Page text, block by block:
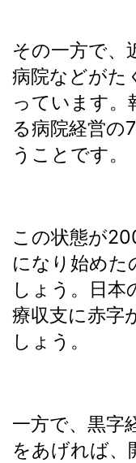
その一方で、
病院などがた
っています。
る病院経営の
うことです。
この状態が
になり始めた
しょう。日本
療収支に赤字
しょう。
一方で、黒字
をあげれば、